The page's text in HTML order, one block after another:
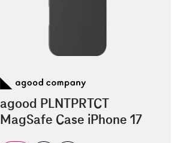
agood PLNTPRTCT
MagSafe Case iPhone 17